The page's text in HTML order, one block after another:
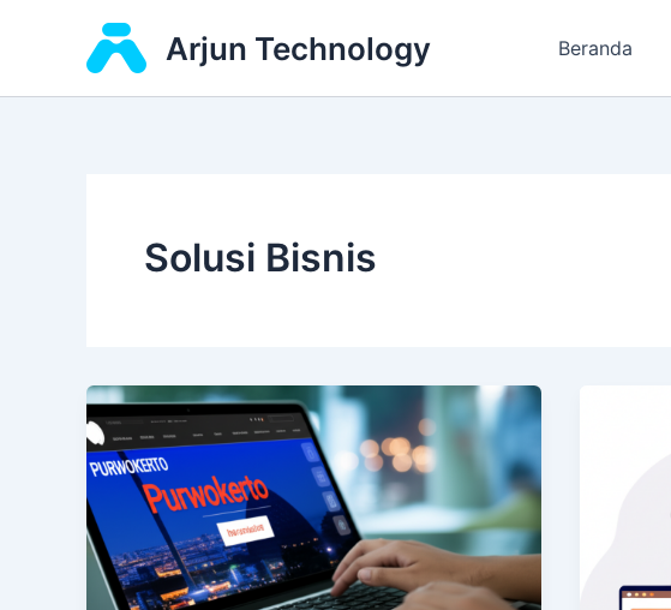
Arjun Technology Beranda
Solusi Bisnis